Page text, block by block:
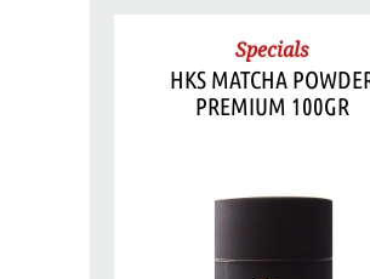
Specials
HKS MATCHA
PREMIUM 100GR